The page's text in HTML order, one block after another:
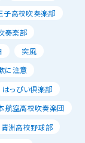
子高校吹奏楽部
奏楽部
突風
に注意
はっぴい倶楽部
航空高校吹奏楽団
青洲高校野球部